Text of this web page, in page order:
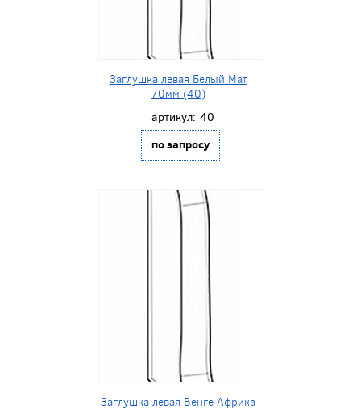
Заглушка левая Белый Мат
70мм (40)
артикул: 40
по запросу
Заглушка левая Венге Африка